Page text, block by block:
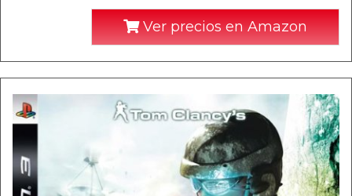
Ver precios en Amazon